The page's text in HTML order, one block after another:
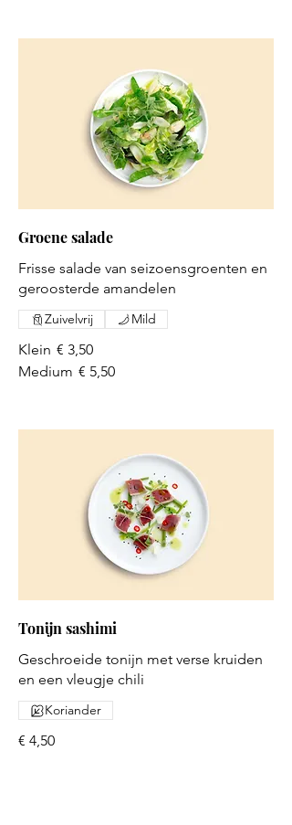
Groene salade
Frisse salade van seizoensgroenten en
geroosterde amandelen
Klein € 3,50
Medium € 5,50
Zuivelvrij Mild
Tonijn sashimi
Geschroeide tonijn met verse kruiden
en een vleugje chili
€ 4,50
Koriander